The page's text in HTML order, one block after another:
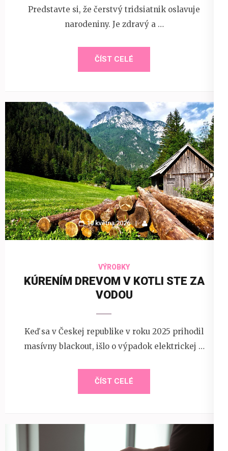
Predstavte si, že čerstvý tridsiatnik oslavuje
narodeniny. Je zdravý a …
ČÍST CELÉ
10 května 2026
VÝROBKY
KÚRENÍM DREVOM V KOTLI STE ZA
VODOU
Keď sa v Českej republike v roku 2025 prihodil
masívny blackout, išlo o výpadok elektrickej …
ČÍST CELÉ